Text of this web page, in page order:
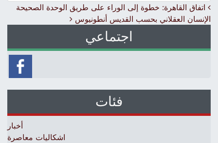
Post navigation
اتفاق القاهرة: خطوة إلى الوراء على طريق الوحدة الصحيحة
الإنسان العقلاني بحسب القديس أنطونيوس
اجتماعي
فئات
أخبار
اشكاليات معاصرة